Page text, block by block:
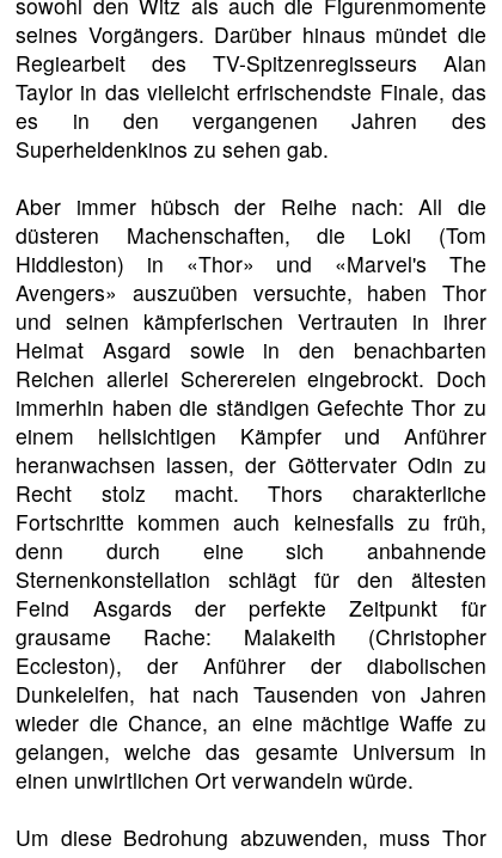
seines Vorgängers. Darüber hinaus mündet die
Regiearbeit des TV-Spitzenregisseurs Alan
Taylor in das vielleicht erfrischendste Finale, das
es in den vergangenen Jahren des
Superheldenkinos zu sehen gab.
Aber immer hübsch der Reihe nach: All die
düsteren Machenschaften, die Loki (Tom
Hiddleston) in «Thor» und «Marvel's The
Avengers» auszuüben versuchte, haben Thor
und seinen kämpferischen Vertrauten in ihrer
Heimat Asgard sowie in den benachbarten
Reichen allerlei Scherereien eingebrockt. Doch
immerhin haben die ständigen Gefechte Thor zu
einem hellsichtigen Kämpfer und Anführer
heranwachsen lassen, der Göttervater Odin zu
Recht stolz macht. Thors charakterliche
Fortschritte kommen auch keinesfalls zu früh,
denn durch eine sich anbahnende
Sternenkonstellation schlägt für den ältesten
Feind Asgards der perfekte Zeitpunkt für
grausame Rache: Malakeith (Christopher
Eccleston), der Anführer der diabolischen
Dunkelelfen, hat nach Tausenden von Jahren
wieder die Chance, an eine mächtige Waffe zu
gelangen, welche das gesamte Universum in
einen unwirtlichen Ort verwandeln würde.
Um diese Bedrohung abzuwenden, muss Thor